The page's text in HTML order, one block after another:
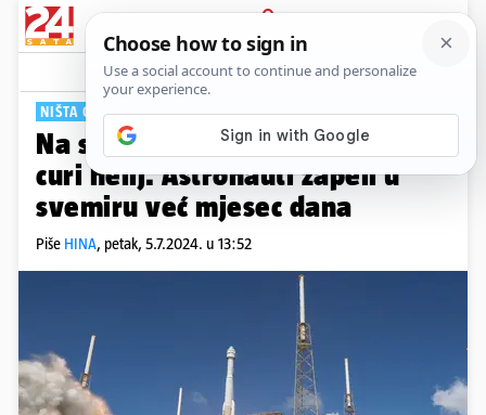
PRIJAVA
Tech Komentari
NIŠTA OD POVRATKA NA ZEMLJU
Na svemirskoj letjelici Starliner
curi helij. Astronauti zapeli u
svemiru već mjesec dana
Piše HINA, petak, 5.7.2024. u 13:52